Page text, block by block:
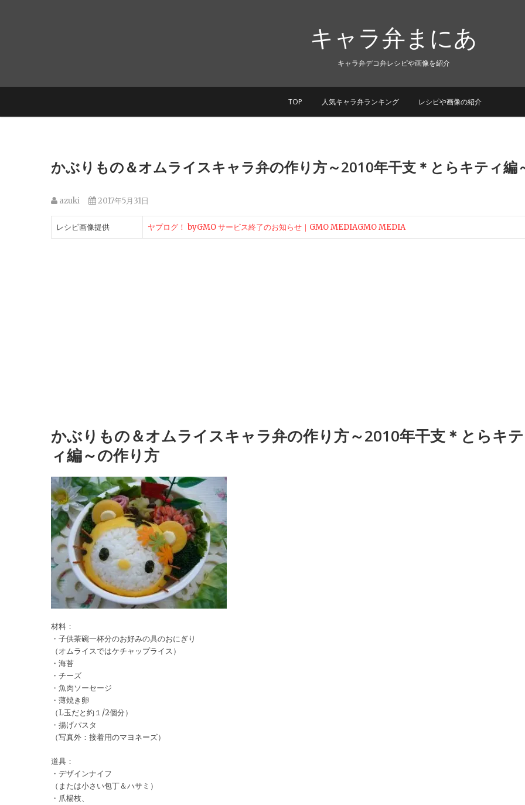
キャラ弁まにあ
キャラ弁デコ弁レシピや画像を紹介
TOP 人気キャラ弁ランキング レシピや画像の紹介
かぶりもの＆オムライスキャラ弁の作り方～2010年干支＊とらキティ編
azuki 2017年5月31日
レシピ画像提供 ヤプログ！ byGMO サービス終了のお知らせ｜GMO MEDIAGMO MEDIA
かぶりもの＆オムライスキャラ弁の作り方～2010年干支＊とらキテ
ィ編～の作り方
材料：
・子供茶碗一杯分のお好みの具のおにぎり
（オムライスではケチャップライス）
・海苔
・チーズ
・魚肉ソーセージ
・薄焼き卵
（L玉だと約１/2個分）
・揚げパスタ
（写真外：接着用のマヨネーズ）
道具：
・デザインナイフ
（または小さい包丁＆ハサミ）
・爪楊枝、